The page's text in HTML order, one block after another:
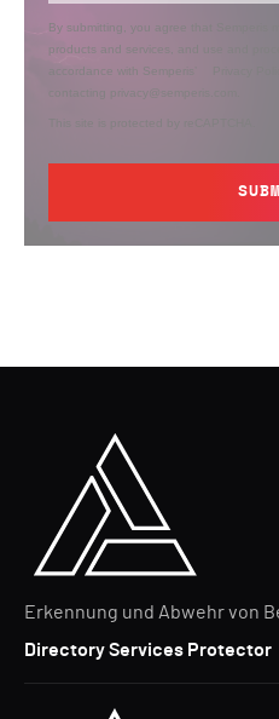
By submitting, you agree that Semperis
products and services, and use and
accordance with Semperis’
contacting privacy@semperis.com.
Erkennung und Abwehr von
Directory Services Protector